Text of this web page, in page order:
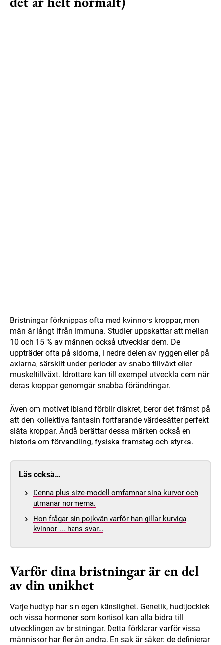
Bristningar förknippas ofta med kvinnors kroppar, men
män är långt ifrån immuna. Studier uppskattar att mellan
10 och 15 % av männen också utvecklar dem. De
uppträder ofta på sidorna, i nedre delen av ryggen eller på
axlarna, särskilt under perioder av snabb tillväxt eller
muskeltillväxt. Idrottare kan till exempel utveckla dem när
deras kroppar genomgår snabba förändringar.
Även om motivet ibland förblir diskret, beror det främst på
att den kollektiva fantasin fortfarande värdesätter perfekt
släta kroppar. Ändå berättar dessa märken också en
historia om förvandling, fysiska framsteg och styrka.
Läs också…
Denna plus size-modell omfamnar sina kurvor och
utmanar normerna.
Hon frågar sin pojkvän varför han gillar kurviga
kvinnor ... hans svar…
Varför dina bristningar är en del
av din unikhet
Varje hudtyp har sin egen känslighet. Genetik, hudtjocklek
och vissa hormoner som kortisol kan alla bidra till
utvecklingen av bristningar. Detta förklarar varför vissa
människor har fler än andra. En sak är säker: de definierar